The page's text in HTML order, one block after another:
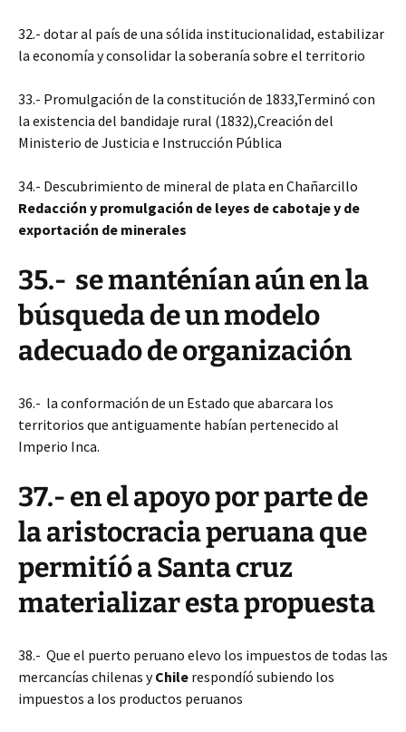
32.- dotar al país de una sólida institucionalidad, estabilizar
la economía y consolidar la soberanía sobre el territorio
33.- Promulgación de la constitución de 1833,Terminó con
la existencia del bandidaje rural (1832),Creación del
Ministerio de Justicia e Instrucción Pública
34.- Descubrimiento de mineral de plata en Chañarcillo
Redacción y promulgación de leyes de cabotaje y de
exportación de minerales
35.- se manténían aún en la
búsqueda de un modelo
adecuado de organización
36.- la conformación de un Estado que abarcara los
territorios que antiguamente habían pertenecido al
Imperio Inca.
37.- en el apoyo por parte de
la aristocracia peruana que
permitíó a Santa cruz
materializar esta propuesta
38.- Que el puerto peruano elevo los impuestos de todas las
mercancías chilenas yChile respondíó subiendo los
impuestos a los productos peruanos